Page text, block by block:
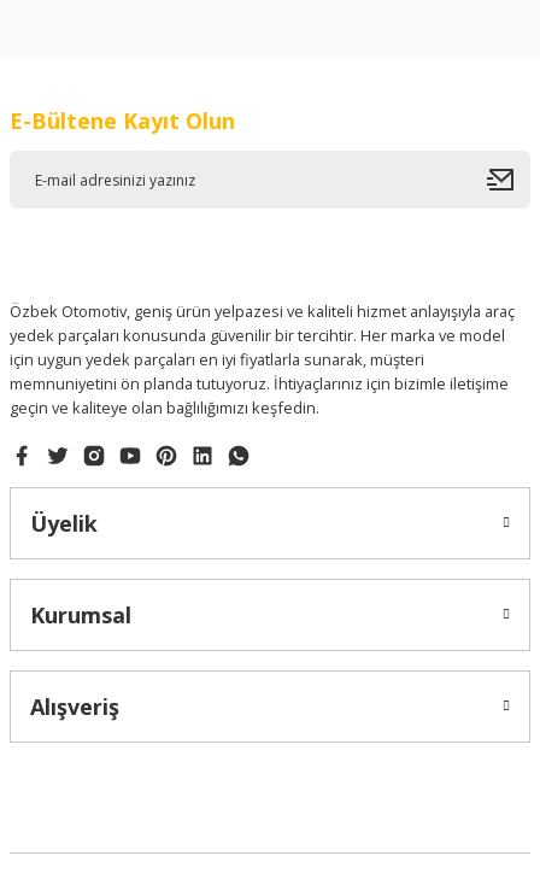
Ürün resmi kalitesiz, bozuk veya görüntülenemiyor.
Gönder
E-Bültene Kayıt Olun
Özbek Otomotiv, geniş ürün yelpazesi ve kaliteli hizmet anlayışıyla araç
yedek parçaları konusunda güvenilir bir tercihtir. Her marka ve model
için uygun yedek parçaları en iyi fiyatlarla sunarak, müşteri
memnuniyetini ön planda tutuyoruz. İhtiyaçlarınız için bizimle iletişime
geçin ve kaliteye olan bağlılığımızı keşfedin.
Üyelik
Kurumsal
Alışveriş